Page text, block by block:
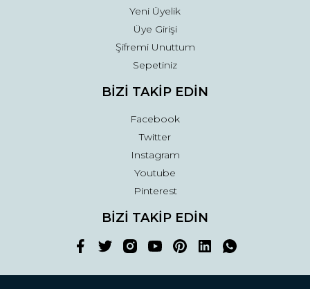
Yeni Üyelik
Üye Girişi
Şifremi Unuttum
Sepetiniz
BİZİ TAKİP EDİN
Facebook
Twitter
Instagram
Youtube
Pinterest
BİZİ TAKİP EDİN